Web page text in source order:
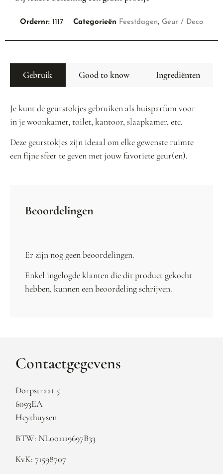
Ordernr: 1117 Categorieën Feestdagen, Geur / Deco
Gebruik Good to know Ingrediënten
Je kunt de geurstokjes gebruiken als huisparfum voor
in je woonkamer, toilet, kantoor, slaapkamer, etc.
Deze geurstokjes zijn ideaal om elke gewenste ruimte
een fijne sfeer te geven met jouw favoriete geur(en).
Beoordelingen
Er zijn nog geen beoordelingen.
Enkel ingelogde klanten die dit product gekocht
hebben, kunnen een beoordeling schrijven.
Contactgegevens
Dorpstraat 5
6093EA
Heythuysen
BTW: NL001119697B33
KvK: 71598707